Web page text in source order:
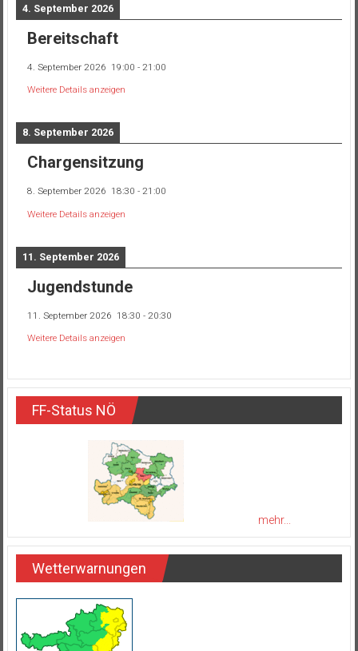
4. September 2026
Bereitschaft
4. September 2026 19:00 - 21:00
Weitere Details anzeigen
8. September 2026
Chargensitzung
8. September 2026 18:30 - 21:00
Weitere Details anzeigen
11. September 2026
Jugendstunde
11. September 2026 18:30 - 20:30
Weitere Details anzeigen
FF-Status NÖ
mehr...
Wetterwarnungen